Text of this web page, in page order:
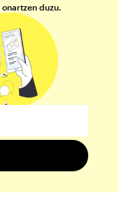
onartzen duzu.